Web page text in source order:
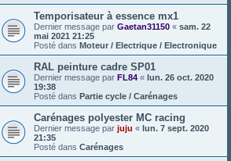
Temporisateur à essence mx1
Dernier message par Gaetan31150 « sam. 22
mai 2021 21:25
Posté dans Moteur / Electrique / Electronique
RAL peinture cadre SP01
Dernier message par FL84 « lun. 26 oct. 2020
19:38
Posté dans Partie cycle / Carénages
Carénages polyester MC racing
Dernier message par juju « lun. 7 sept. 2020
21:35
Posté dans Carénages